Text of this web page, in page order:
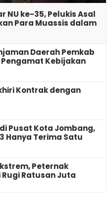
NU ke-35, Pelukis Asal
Para Muassis dalam
Daerah Pemkab
Kebijakan
Kontrak dengan
Pusat Kota Jombang,
Hanya Terima Satu
Peternak
Ratusan Juta